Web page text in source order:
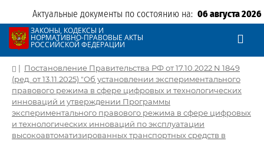
Актуальные документы по состоянию на: 06 августа 2026
ЗАКОНЫ, КОДЕКСЫ И
НОРМАТИВНО-ПРАВОВЫЕ АКТЫ
РОССИЙСКОЙ ФЕДЕРАЦИИ
| Постановление Правительства РФ от 17.10.2022 N 1849
(ред. от 13.11.2025) "Об установлении экспериментального
правового режима в сфере цифровых и технологических
инноваций и утверждении Программы
экспериментального правового режима в сфере цифровых
и технологических инноваций по эксплуатации
высокоавтоматизированных транспортных средств в